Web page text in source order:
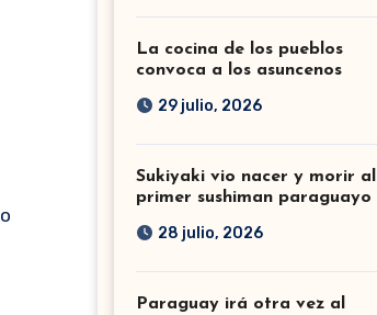
La cocina de los pueblos
convoca a los asuncenos
29 julio, 2026
Sukiyaki vio nacer y morir al
primer sushiman paraguayo
28 julio, 2026
Paraguay irá otra vez al